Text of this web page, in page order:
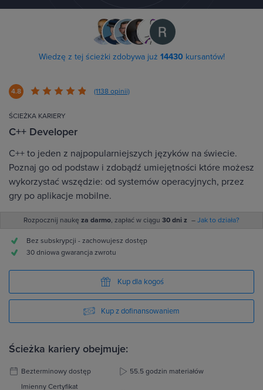
Wiedzę z tej ścieżki zdobywa już 14430 kursantów!
4.8 (1138 opinii)
ŚCIEŻKA KARIERY
C++ Developer
C++ to jeden z najpopularniejszych języków na świecie.
Poznaj go od podstaw i zdobądź umiejętności które możesz
wykorzystać wszędzie: od systemów operacyjnych, przez
gry po aplikacje mobilne.
Rozpocznij naukę za darmo, zapłać w ciągu 30 dni z – Jak to działa?
30 dniowa gwarancja zwrotu
Bez subskrypcji - zachowujesz dostęp
Kup dla kogoś
Kup z dofinansowaniem
Ścieżka kariery obejmuje:
Bezterminowy dostęp
55.5 godzin materiałów
Imienny Certyfikat